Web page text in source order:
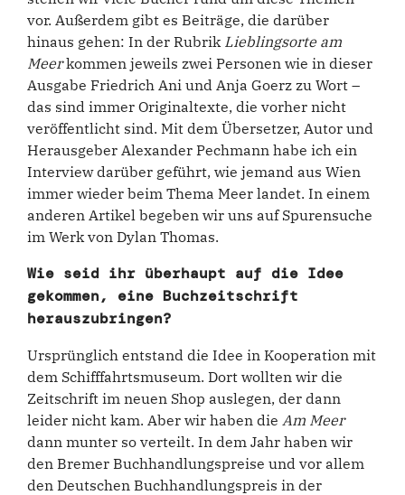
vor. Außerdem gibt es Beiträge, die darüber
hinaus gehen: In der Rubrik Lieblingsorte am
Meerkommen jeweils zwei Personen wie in dieser
Ausgabe Friedrich Ani und Anja Goerz zu Wort –
das sind immer Originaltexte, die vorher nicht
veröffentlicht sind. Mit dem Übersetzer, Autor und
Herausgeber Alexander Pechmann habe ich ein
Interview darüber geführt, wie jemand aus Wien
immer wieder beim Thema Meer landet. In einem
anderen Artikel begeben wir uns auf Spurensuche
im Werk von Dylan Thomas.
Wie seid ihr überhaupt auf die Idee
gekommen, eine Buchzeitschrift
herauszubringen?
Ursprünglich entstand die Idee in Kooperation mit
dem Schifffahrtsmuseum. Dort wollten wir die
Zeitschrift im neuen Shop auslegen, der dann
leider nicht kam. Aber wir haben die Am Meer
dann munter so verteilt. In dem Jahr haben wir
den Bremer Buchhandlungspreise und vor allem
den Deutschen Buchhandlungspreis in der